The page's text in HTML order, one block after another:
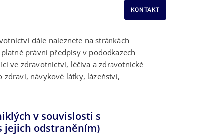
KONTAKT
dále naleznete na stránkách
právní předpisy v pododkazech
ve zdravotnictví, léčiva a zdravotnické
návykové látky, lázeňství,
v souvislosti s
jejich odstraněním)